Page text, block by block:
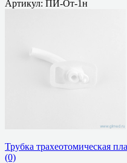
избранное сравнить
Артикул: ПИ-От-1н
Трубка трахеотомическая
(0)